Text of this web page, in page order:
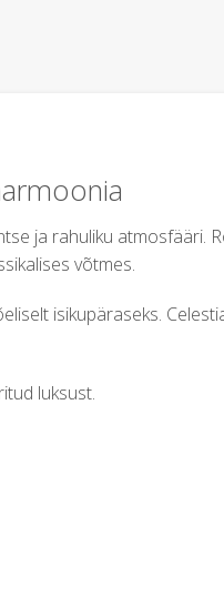
ja rahuliku atmosfääri.
võtmes.
isikupäraseks.
luksust.